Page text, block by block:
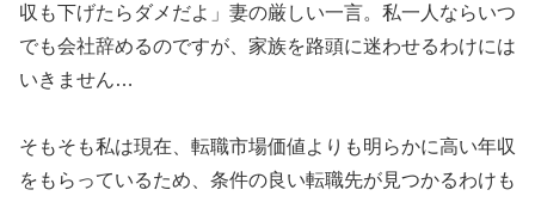
収も下げたらダメだよ」妻の厳しい一言。私一人ならいつ
でも会社辞めるのですが、家族を路頭に迷わせるわけには
いきません…
そもそも私は現在、転職市場価値よりも明らかに高い年収
をもらっているため、条件の良い転職先が見つかるわけも